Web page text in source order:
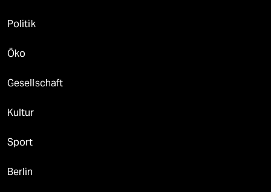
Politik
Öko
Gesellschaft
Kultur
Sport
Berlin